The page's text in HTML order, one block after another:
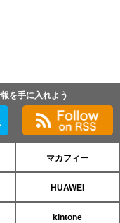
を手に入れよう
マカフィー
HUAWEI
kintone